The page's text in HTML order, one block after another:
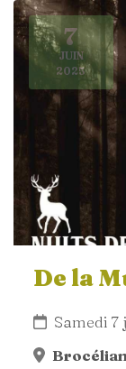
7
JUIN
2025
De la
Samedi 7